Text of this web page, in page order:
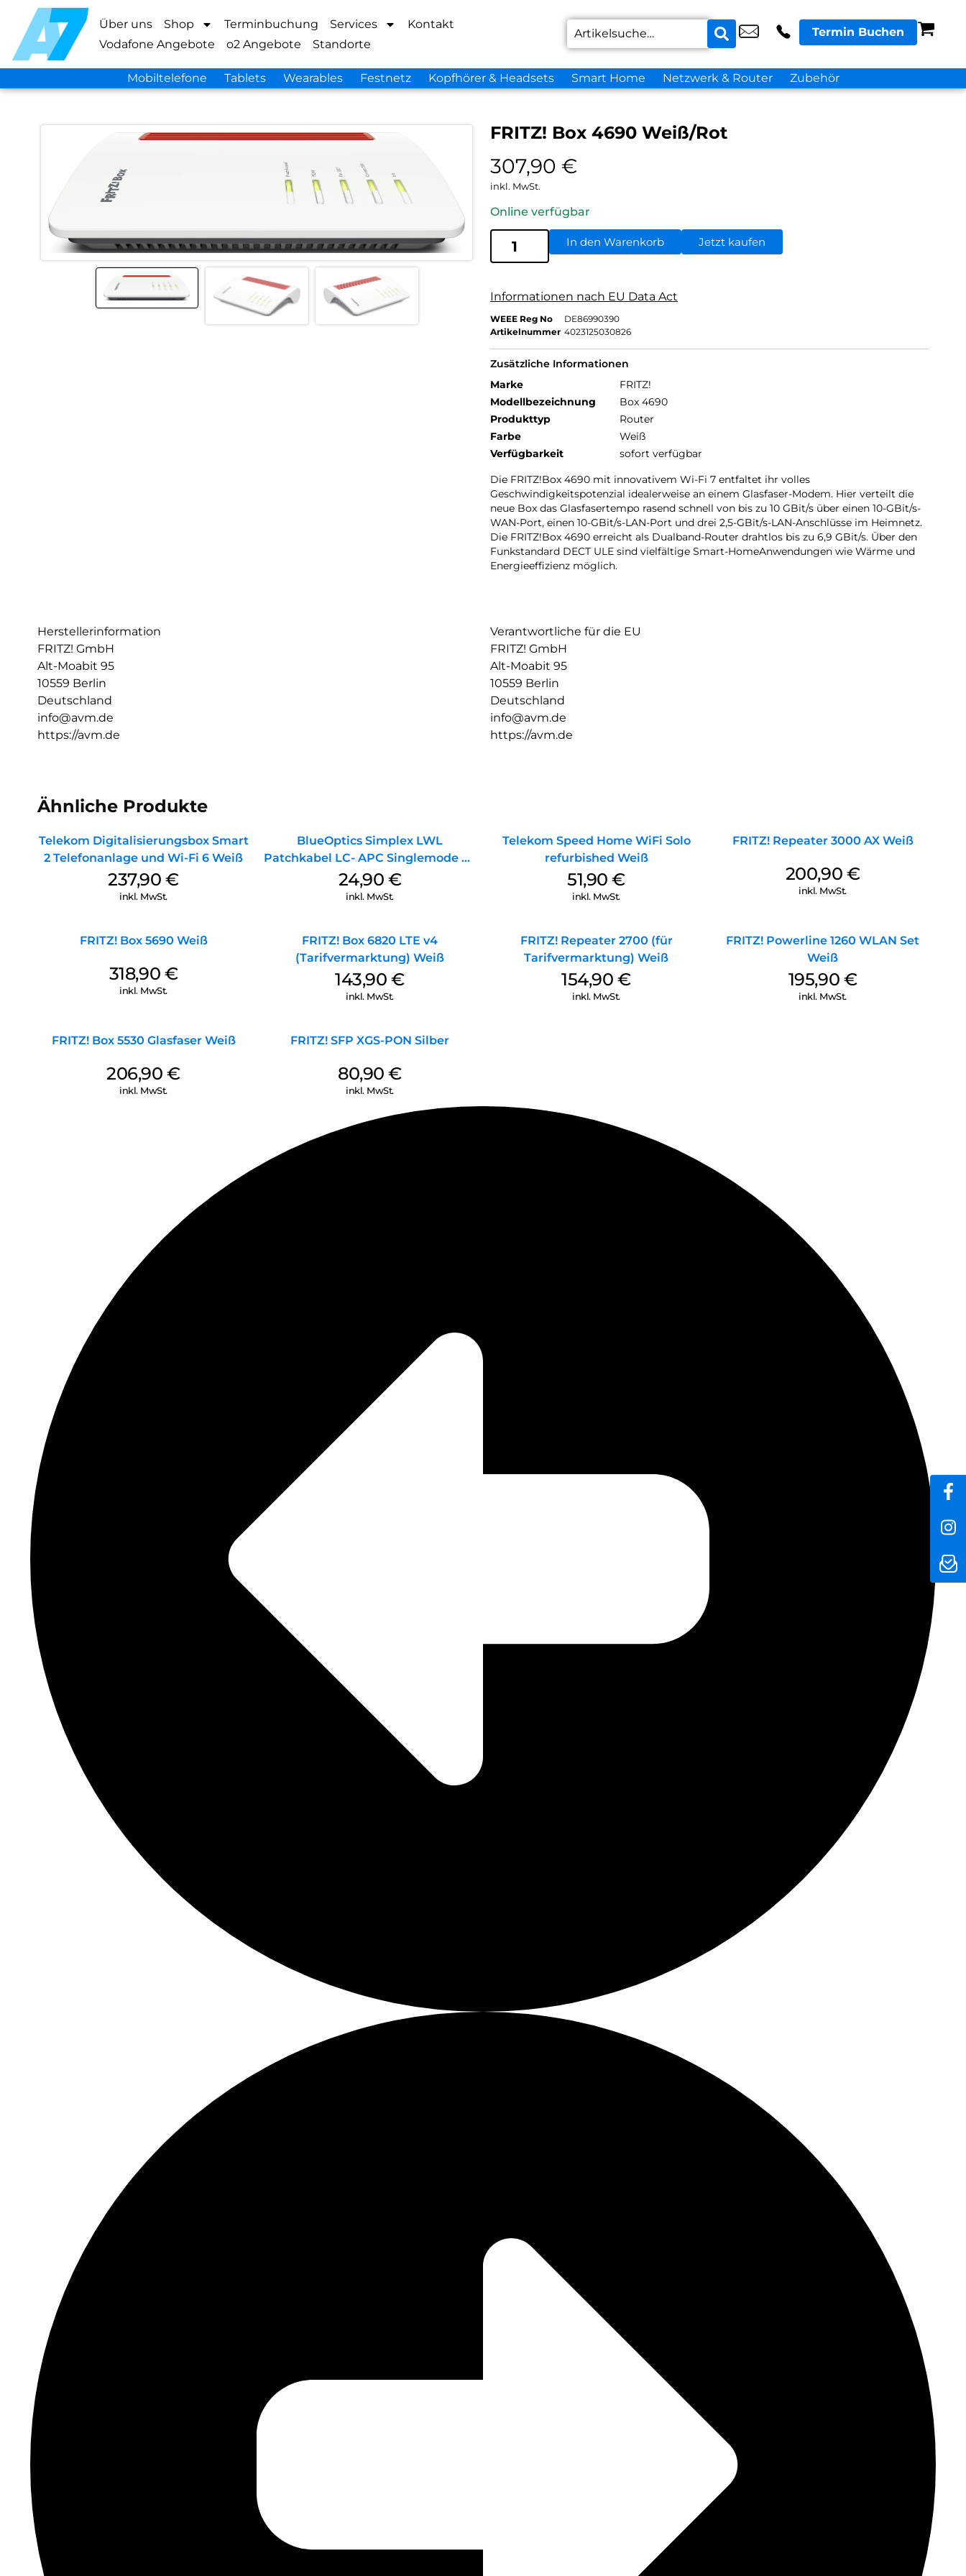
Über uns Shop Terminbuchung Services
Kontakt
Vodafone Angebote
o2 Angebote Standorte
Termin Buchen
Mobiltelefone Tablets Wearables Festnetz Kopfhörer & Headsets Smart Home Netzwerk & Router Zubehör
FRITZ! Box 4690 Weiß/Rot
307,90 €
inkl. MwSt.
Online verfügbar
In den Warenkorb Jetzt kaufen
Informationen nach EU Data Act
WEEE Reg No
DE86990390
Artikelnummer 4023125030826
Zusätzliche Informationen
Marke
FRITZ!
Modellbezeichnung
Box 4690
Produkttyp
Router
Farbe
Weiß
Verfügbarkeit
sofort verfügbar
Die FRITZ!Box 4690 mit innovativem Wi-Fi 7 entfaltet ihr volles
Geschwindigkeitspotenzial idealerweise an einem Glasfaser-Modem. Hier verteilt die
neue Box das Glasfasertempo rasend schnell von bis zu 10 GBit/s über einen 10-GBit/s-
WAN-Port, einen 10-GBit/s-LAN-Port und drei 2,5-GBit/s-LAN-Anschlüsse im Heimnetz.
Die FRITZ!Box 4690 erreicht als Dualband-Router drahtlos bis zu 6,9 GBit/s. Über den
Funkstandard DECT ULE sind vielfältige Smart-HomeAnwendungen wie Wärme und
Energieeffizienz möglich.
Herstellerinformation
FRITZ! GmbH
Alt-Moabit 95
10559 Berlin
Deutschland
info@avm.de
https://avm.de
Verantwortliche für die EU
FRITZ! GmbH
Alt-Moabit 95
10559 Berlin
Deutschland
info@avm.de
https://avm.de
Ähnliche Produkte
Telekom Digitalisierungsbox Smart
2 Telefonanlage und Wi-Fi 6 Weiß
237,90€
inkl. MwSt.
BlueOptics Simplex LWL
Patchkabel LC- APC Singlemode 20
m Yellow
24,90 €
inkl. MwSt.
Telekom Speed Home WiFi Solo
refurbished Weiß
51,90€
inkl. MwSt.
FRITZ! Repeater 3000 AX Weiß
200,90 €
inkl. MwSt.
FRITZ! Box 5690 Weiß
318,90 €
inkl. MwSt.
FRITZ! Box 6820 LTE v4
(Tarifvermarktung) Weiß
143,90€
inkl. MwSt.
FRITZ! Repeater 2700 (für
Tarifvermarktung) Weiß
154,90€
inkl. MwSt.
FRITZ! Powerline 1260 WLAN Set
Weiß
195,90 €
inkl. MwSt.
FRITZ! Box 5530 Glasfaser Weiß
206,90€
inkl. MwSt.
FRITZ! SFP XGS-PON Silber
80,90€
inkl. MwSt.